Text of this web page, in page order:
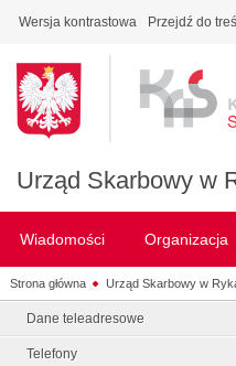
Wersja kontrastowa Przejdź do
Urząd Skarbowy w
Wiadomości Organizacja
Strona główna Urząd Skarbowy w
Dane teleadresowe
Telefony